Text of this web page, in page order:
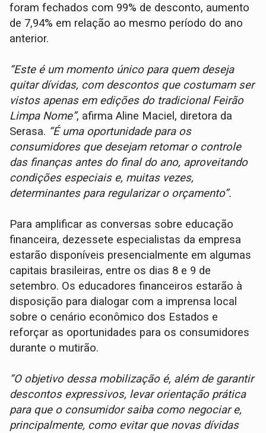
foram fechados com 99% de desconto, aumento
de 7,94% em relação ao mesmo período do ano
anterior.
“Este é um momento único para quem deseja
quitar dívidas, com descontos que costumam ser
vistos apenas em edições do tradicional Feirão
Limpa Nome”, afirma Aline Maciel, diretora da
Serasa. “É uma oportunidade para os
consumidores que desejam retomar o controle
das finanças antes do final do ano, aproveitando
condições especiais e, muitas vezes,
determinantes para regularizar o orçamento”.
Para amplificar as conversas sobre educação
financeira, dezessete especialistas da empresa
estarão disponíveis presencialmente em algumas
capitais brasileiras, entre os dias 8 e 9 de
setembro. Os educadores financeiros estarão à
disposição para dialogar com a imprensa local
sobre o cenário econômico dos Estados e
reforçar as oportunidades para os consumidores
durante o mutirão.
“O objetivo dessa mobilização é, além de garantir
descontos expressivos, levar orientação prática
para que o consumidor saiba como negociar e,
principalmente, como evitar que novas dívidas